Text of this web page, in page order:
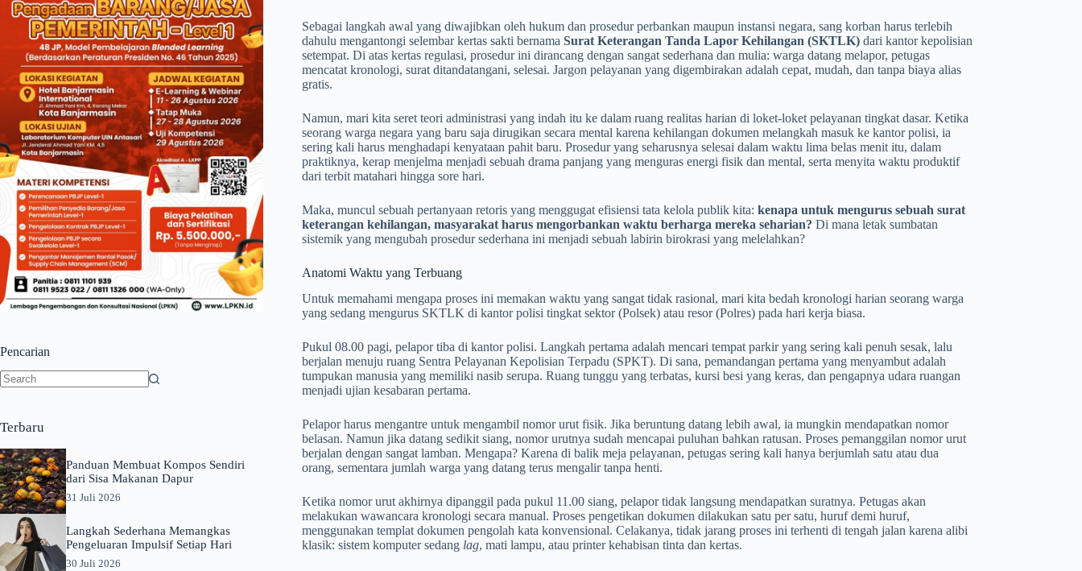
Sebagai langkah awal yang diwajibkan oleh hukum dan prosedur perbankan maupun instansi negara, sang korban harus terlebih
dahulu mengantongi selembar kertas sakti bernama Surat Keterangan Tanda Lapor Kehilangan (SKTLK)dari kantor kepolisian
setempat. Di atas kertas regulasi, prosedur ini dirancang dengan sangat sederhana dan mulia: warga datang melapor, petugas
mencatat kronologi, surat ditandatangani, selesai. Jargon pelayanan yang digembirakan adalah cepat, mudah, dan tanpa biaya alias
gratis.
Namun, mari kita seret teori administrasi yang indah itu ke dalam ruang realitas harian di loket-loket pelayanan tingkat dasar. Ketika
seorang warga negara yang baru saja dirugikan secara mental karena kehilangan dokumen melangkah masuk ke kantor polisi, ia
sering kali harus menghadapi kenyataan pahit baru. Prosedur yang seharusnya selesai dalam waktu lima belas menit itu, dalam
praktiknya, kerap menjelma menjadi sebuah drama panjang yang menguras energi fisik dan mental, serta menyita waktu produktif
dari terbit matahari hingga sore hari.
Maka, muncul sebuah pertanyaan retoris yang menggugat efisiensi tata kelola publik kita: kenapa untuk mengurus sebuah surat
keterangan kehilangan, masyarakat harus mengorbankan waktu berharga mereka seharian? Di mana letak sumbatan
sistemik yang mengubah prosedur sederhana ini menjadi sebuah labirin birokrasi yang melelahkan?
Anatomi Waktu yang Terbuang
Untuk memahami mengapa proses ini memakan waktu yang sangat tidak rasional, mari kita bedah kronologi harian seorang warga
yang sedang mengurus SKTLK di kantor polisi tingkat sektor (Polsek) atau resor (Polres) pada hari kerja biasa.
Pukul 08.00 pagi, pelapor tiba di kantor polisi. Langkah pertama adalah mencari tempat parkir yang sering kali penuh sesak, lalu
berjalan menuju ruang Sentra Pelayanan Kepolisian Terpadu (SPKT). Di sana, pemandangan pertama yang menyambut adalah
tumpukan manusia yang memiliki nasib serupa. Ruang tunggu yang terbatas, kursi besi yang keras, dan pengapnya udara ruangan
menjadi ujian kesabaran pertama.
Pelapor harus mengantre untuk mengambil nomor urut fisik. Jika beruntung datang lebih awal, ia mungkin mendapatkan nomor
belasan. Namun jika datang sedikit siang, nomor urutnya sudah mencapai puluhan bahkan ratusan. Proses pemanggilan nomor urut
berjalan dengan sangat lamban. Mengapa? Karena di balik meja pelayanan, petugas sering kali hanya berjumlah satu atau dua
orang, sementara jumlah warga yang datang terus mengalir tanpa henti.
Ketika nomor urut akhirnya dipanggil pada pukul 11.00 siang, pelapor tidak langsung mendapatkan suratnya. Petugas akan
melakukan wawancara kronologi secara manual. Proses pengetikan dokumen dilakukan satu per satu, huruf demi huruf,
menggunakan templat dokumen pengolah kata konvensional. Celakanya, tidak jarang proses ini terhenti di tengah jalan karena alibi
klasik: sistem komputer sedang lag, mati lampu, atau printer kehabisan tinta dan kertas.
Pencarian
Terbaru
Panduan Membuat Kompos Sendiri
dari Sisa Makanan Dapur
31 Juli 2026
Langkah Sederhana Memangkas
Pengeluaran Impulsif Setiap Hari
30 Juli 2026